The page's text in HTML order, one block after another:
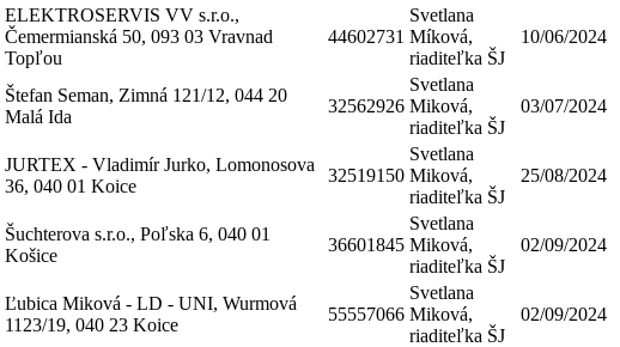
ELEKTROSERVIS VV s.r.o.,
Čemermianská 50, 093 03 Vravnad
Topľou
44602731
Svetlana
Míková,
riaditeľka ŠJ
10/06/2024
Štefan Seman, Zimná 121/12, 044 20
Malá Ida
32562926
Svetlana
Miková,
riaditeľka ŠJ
03/07/2024
JURTEX - Vladimír Jurko, Lomonosova
36, 040 01 Koice
32519150
Svetlana
Miková,
riaditeľka ŠJ
25/08/2024
Šuchterova s.r.o., Poľska 6, 040 01
Košice
36601845
Svetlana
Miková,
riaditeľka ŠJ
02/09/2024
Ľubica Miková - LD - UNI, Wurmová
1123/19, 040 23 Koice
55557066
Svetlana
Miková,
riaditeľka ŠJ
02/09/2024